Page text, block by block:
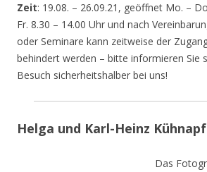
Zeit: 19.08. – 26.09.21, geöffnet Mo. –
Fr. 8.30 – 14.00 Uhr und nach
oder Seminare kann zeitweise der
behindert werden – bitte informieren Sie
Besuch sicherheitshalber bei uns!
Helga und Karl-Heinz
Das